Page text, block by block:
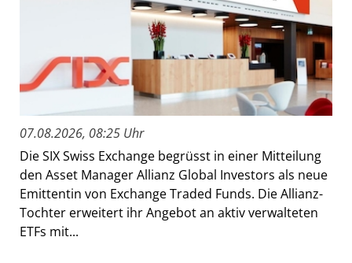
07.08.2026, 08:25 Uhr
Die SIX Swiss Exchange begrüsst in einer Mitteilung
den Asset Manager Allianz Global Investors als neue
Emittentin von Exchange Traded Funds. Die Allianz-
Tochter erweitert ihr Angebot an aktiv verwalteten
ETFs mit...